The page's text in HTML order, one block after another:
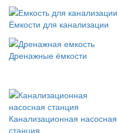
Ёмкости для канализации
Дренажные ёмкости
Канализационная насосная
станция